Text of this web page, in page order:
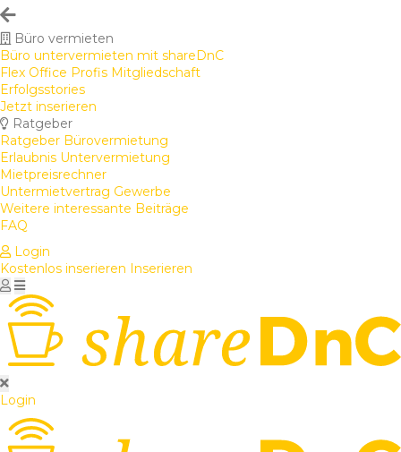
Büro vermieten
Büro untervermieten mit shareDnC
Flex Office Profis Mitgliedschaft
Erfolgsstories
Jetzt inserieren
Ratgeber
Ratgeber Bürovermietung
Erlaubnis Untervermietung
Mietpreisrechner
Untermietvertrag Gewerbe
Weitere interessante Beiträge
FAQ
Login
Kostenlos inserieren Inserieren
Login